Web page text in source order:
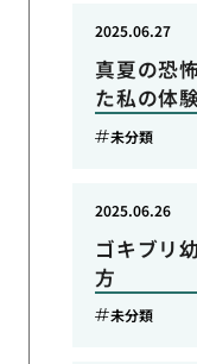
真夏の恐
た私の体
2025.06.27
未分類
ゴキブリ
方
2025.06.26
未分類